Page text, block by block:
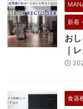
新着
お
｜
食器